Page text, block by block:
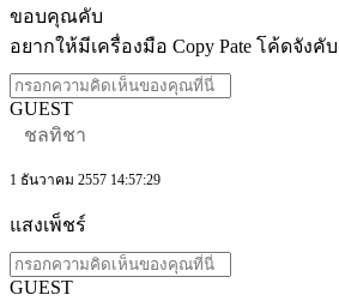
ขอบคุณคับ
อยากให้มีเครื่องมือ Copy Pate โค้ดจังคับ
GUEST
ชลทิชา
1 ธันวาคม 2557 14:57:29
แสงเพ็ชร์
GUEST